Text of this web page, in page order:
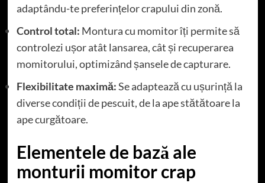
adaptându-te preferințelor crapului din zonă.
Control total: Montura cu momitor îți permite să
controlezi ușor atât lansarea, cât și recuperarea
momitorului, optimizând șansele de capturare.
Flexibilitate maximă:Se adaptează cu ușurință la
diverse condiții de pescuit, de la ape stătătoare la
ape curgătoare.
Elementele de bază ale
monturii momitor crap